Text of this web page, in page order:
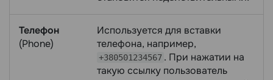
Телефон
(Phone)
Используется для вставки
телефона, например,
+380501234567 . При нажатии на
такую ссылку пользователь